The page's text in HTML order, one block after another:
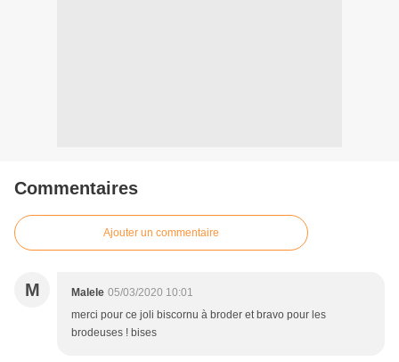
Commentaires
Ajouter un commentaire
M Malele 05/03/2020 10:01
merci pour ce joli biscornu à broder et bravo pour les
brodeuses ! bises